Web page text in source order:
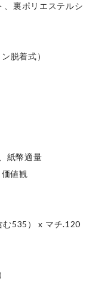
裏ポリエステルシ
脱着式）
紙幣適量
値観
む535） x マチ.120